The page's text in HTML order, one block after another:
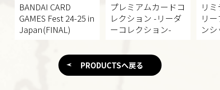
BANDAI CARD
GAMES Fest 24-25 in
Japan(FINAL)
プレミアムカードコ
レクション -リーダ
ーコレクション-
リ
リ
ンシ
PRODUCTSへ戻る